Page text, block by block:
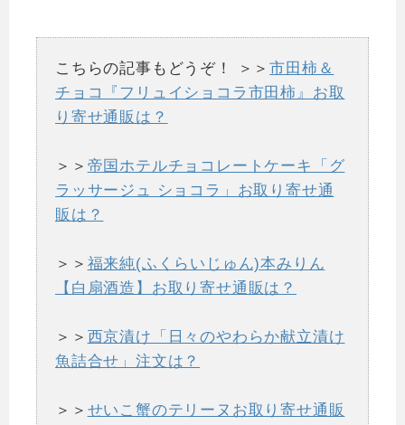
こちらの記事もどうぞ！ ＞＞市田柿＆
チョコ『フリュイショコラ市田柿』お取
り寄せ通販は？
＞＞ 帝国ホテルチョコレートケーキ「グ
ラッサージュ ショコラ」お取り寄せ通
販は？
＞＞ 福来純(ふくらいじゅん)本みりん
【白扇酒造】お取り寄せ通販は？
＞＞ 西京漬け「日々のやわらか献立漬け
魚詰合せ」注文は？
＞＞ せいこ蟹のテリーヌお取り寄せ通販